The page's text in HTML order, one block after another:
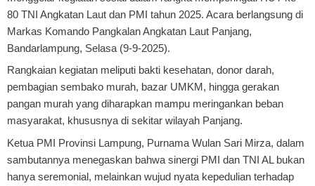
80 TNI Angkatan Laut dan PMI tahun 2025. Acara berlangsung di
Markas Komando Pangkalan Angkatan Laut Panjang,
Bandarlampung, Selasa (9-9-2025).
Rangkaian kegiatan meliputi bakti kesehatan, donor darah,
pembagian sembako murah, bazar UMKM, hingga gerakan
pangan murah yang diharapkan mampu meringankan beban
masyarakat, khususnya di sekitar wilayah Panjang.
Ketua PMI Provinsi Lampung, Purnama Wulan Sari Mirza, dalam
sambutannya menegaskan bahwa sinergi PMI dan TNI AL bukan
hanya seremonial, melainkan wujud nyata kepedulian terhadap